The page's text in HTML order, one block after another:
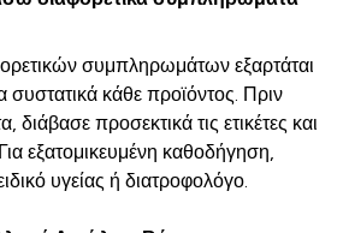
συμπληρωμάτων εξαρτάται
συστατικά κάθε προϊόντος. Πριν
διάβασε προσεκτικά τις ετικέτες και
εξατομικευμένη καθοδήγηση,
υγείας ή διατροφολόγο.